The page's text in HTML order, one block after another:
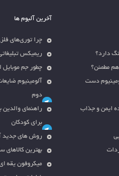
دارد؟
هم مطمئن؟
دست
ایمن و جذاب
آخرین آلبوم ها
چرا توری‌های
ریمیکس
چطور جم موبایل
آلومینیوم
دوم
راهنمای
برای کودکان
روش های جدید
بهترین
میکروفون یقه